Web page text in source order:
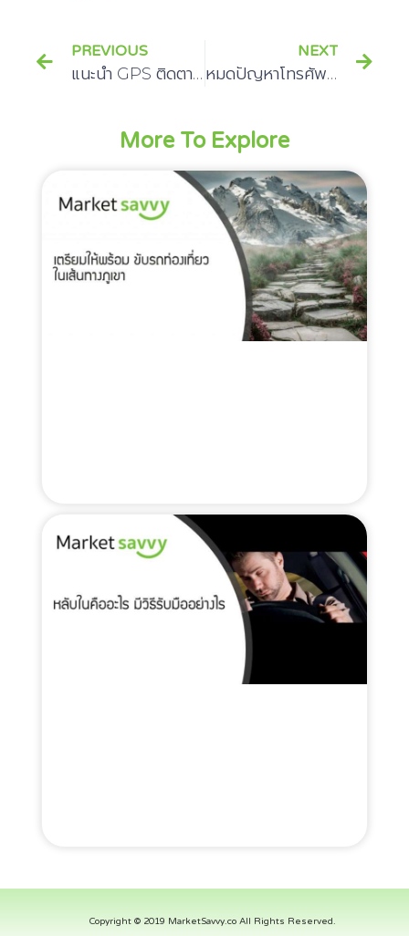
PREVIOUS
แนะนำ GPS ติดตามรถ ราคาคุ้มค่า ออฟชั่นมากมายที่ทุกคนจับต้องได้
NEXT
หมดปัญหาโทรศัพท์หาย ด้วยวิธีค้นหาตำแหน่งจากเบอร์โทร
More To Explore
Copyright © 2019 MarketSavvy.co All Rights Reserved.